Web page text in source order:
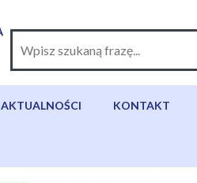
AKTUALNOŚCI KONTAKT